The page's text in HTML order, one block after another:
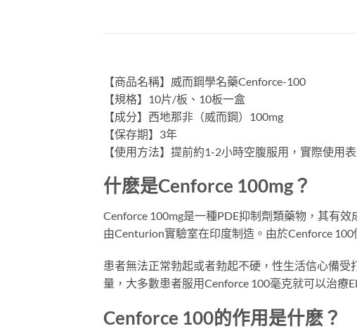
【商品名稱】威而鋼學名藥Cenforce-100
【規格】10片/板、10板一盒
【成分】西地那非（威而鋼）100mg
【保存期】3年
【使用方法】提前約1-2小時空腹服用，實際使用
什麽是Cenforce 100mg？
Cenforce 100mg是一種PDE抑制劑類藥物，其有
由Centurion實驗室在印度制造。由於Cenforce
患者無法正常勃起或者勃起不硬，性生活信心備
量，大多數患者服用Cenforce 100毫克就可以治療
Cenforce 100的作用是什麽？